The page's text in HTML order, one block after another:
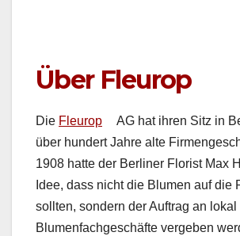
Über Fleurop
Die Fleu­rop
AG hat ihren Sitz in
über hun­dert Jahre alte
1908 hat­te der Berlin­er Florist Max
Idee, dass nicht die Blu­men auf die
soll­ten, son­dern der Auf­trag an
Blu­men­fachgeschäfte vergeben